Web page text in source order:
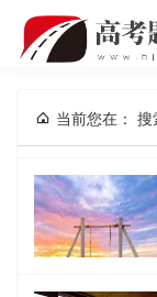
当前您在： 搜